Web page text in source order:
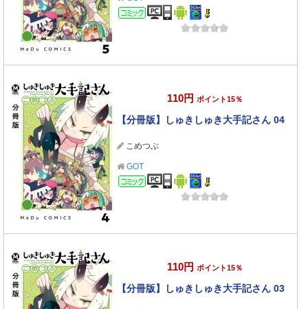
コミック
110円 ポイント15％
【分冊版】しゅきしゅき大手記さん 04
こめつぶ
GOT
コミック
110円 ポイント15％
【分冊版】しゅきしゅき大手記さん 03